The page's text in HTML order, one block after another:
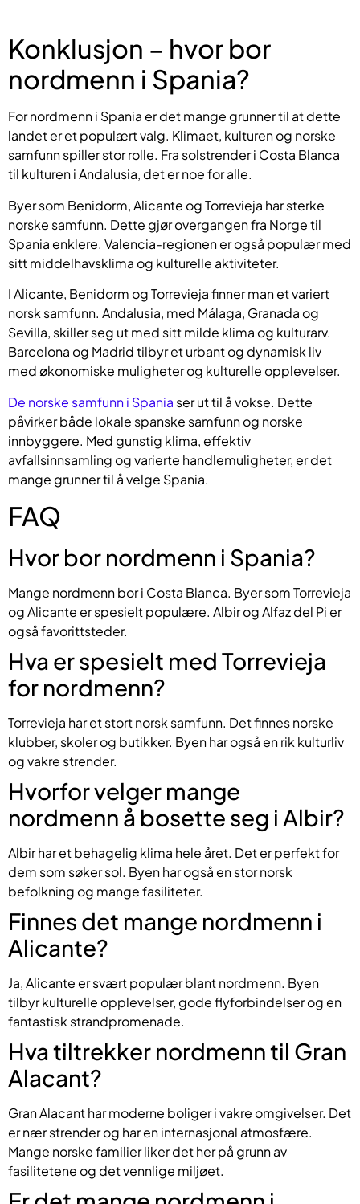
Konklusjon – hvor bor
nordmenn i Spania?
For nordmenn i Spania er det mange grunner til at dette
landet er et populært valg. Klimaet, kulturen og norske
samfunn spiller stor rolle. Fra solstrender i Costa Blanca
til kulturen i Andalusia, det er noe for alle.
Byer som Benidorm, Alicante og Torrevieja har sterke
norske samfunn. Dette gjør overgangen fra Norge til
Spania enklere. Valencia-regionen er også populær med
sitt middelhavsklima og kulturelle aktiviteter.
I Alicante, Benidorm og Torrevieja finner man et variert
norsk samfunn. Andalusia, med Málaga, Granada og
Sevilla, skiller seg ut med sitt milde klima og kulturarv.
Barcelona og Madrid tilbyr et urbant og dynamisk liv
med økonomiske muligheter og kulturelle opplevelser.
De norske samfunn i Spania ser ut til å vokse. Dette
påvirker både lokale spanske samfunn og norske
innbyggere. Med gunstig klima, effektiv
avfallsinnsamling og varierte handlemuligheter, er det
mange grunner til å velge Spania.
FAQ
Hvor bor nordmenn i Spania?
Mange nordmenn bor i Costa Blanca. Byer som Torrevieja
og Alicante er spesielt populære. Albir og Alfaz del Pi er
også favorittsteder.
Hva er spesielt med Torrevieja
for nordmenn?
Torrevieja har et stort norsk samfunn. Det finnes norske
klubber, skoler og butikker. Byen har også en rik kulturliv
og vakre strender.
Hvorfor velger mange
nordmenn å bosette seg i Albir?
Albir har et behagelig klima hele året. Det er perfekt for
dem som søker sol. Byen har også en stor norsk
befolkning og mange fasiliteter.
Finnes det mange nordmenn i
Alicante?
Ja, Alicante er svært populær blant nordmenn. Byen
tilbyr kulturelle opplevelser, gode flyforbindelser og en
fantastisk strandpromenade.
Hva tiltrekker nordmenn til Gran
Alacant?
Gran Alacant har moderne boliger i vakre omgivelser. Det
er nær strender og har en internasjonal atmosfære.
Mange norske familier liker det her på grunn av
fasilitetene og det vennlige miljøet.